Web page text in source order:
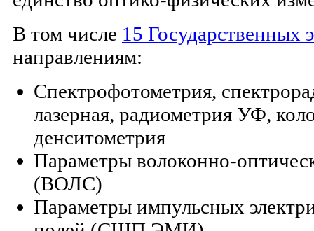
В том числе 15 Государственных
направлениям:
Спектрофотометрия,
лазерная, радиометрия УФ,
денситометрия
Параметры волоконно-
(ВОЛС)
Параметры импульсных